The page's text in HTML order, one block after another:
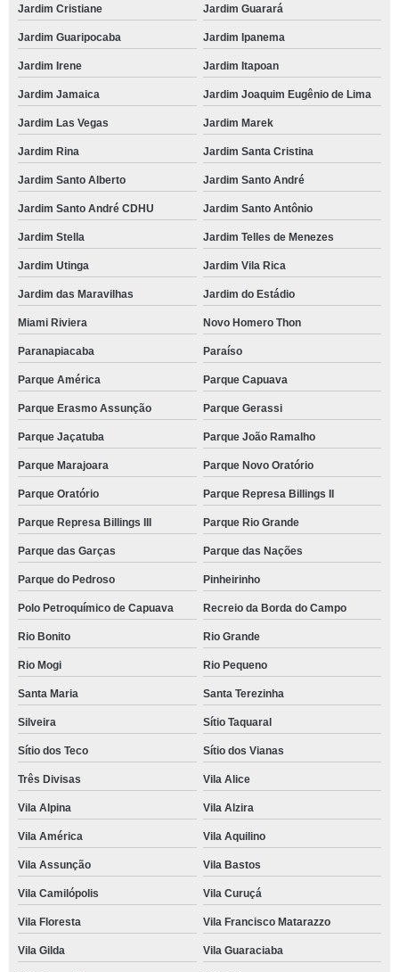
Jardim Cristiane Jardim Guarará
Jardim Guaripocaba Jardim Ipanema
Jardim Irene Jardim Itapoan
Jardim Jamaica Jardim Joaquim Eugênio de Lima
Jardim Las Vegas Jardim Marek
Jardim Rina Jardim Santa Cristina
Jardim Santo Alberto Jardim Santo André
Jardim Santo André CDHU Jardim Santo Antônio
Jardim Stella Jardim Telles de Menezes
Jardim Utinga Jardim Vila Rica
Jardim das Maravilhas Jardim do Estádio
Miami Riviera Novo Homero Thon
Paranapiacaba Paraíso
Parque América Parque Capuava
Parque Erasmo Assunção Parque Gerassi
Parque Jaçatuba Parque João Ramalho
Parque Marajoara Parque Novo Oratório
Parque Oratório Parque Represa Billings II
Parque Represa Billings III Parque Rio Grande
Parque das Garças Parque das Nações
Parque do Pedroso Pinheirinho
Polo Petroquímico de Capuava Recreio da Borda do Campo
Rio Bonito Rio Grande
Rio Mogi Rio Pequeno
Santa Maria Santa Terezinha
Silveira Sítio Taquaral
Sítio dos Teco Sítio dos Vianas
Três Divisas Vila Alice
Vila Alpina Vila Alzira
Vila América Vila Aquilino
Vila Assunção Vila Bastos
Vila Camilópolis Vila Curuçá
Vila Floresta Vila Francisco Matarazzo
Vila Gilda Vila Guaraciaba